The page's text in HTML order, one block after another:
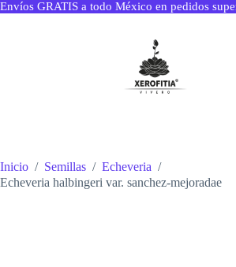
Envíos GRATIS a todo México en pedidos
Inicio / Semillas / Echeveria /
Echeveria halbingeri var. sanchez-mejoradae